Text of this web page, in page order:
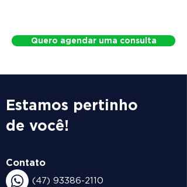
Quero agendar uma consulta
Estamos pertinho
de você!
Contato
(47) 93386-2110